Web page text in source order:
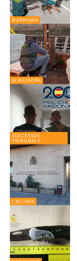
BURRIANA
ALMASSORA
SUCCESSOS -
TRIBUNALS
L'ALCORA